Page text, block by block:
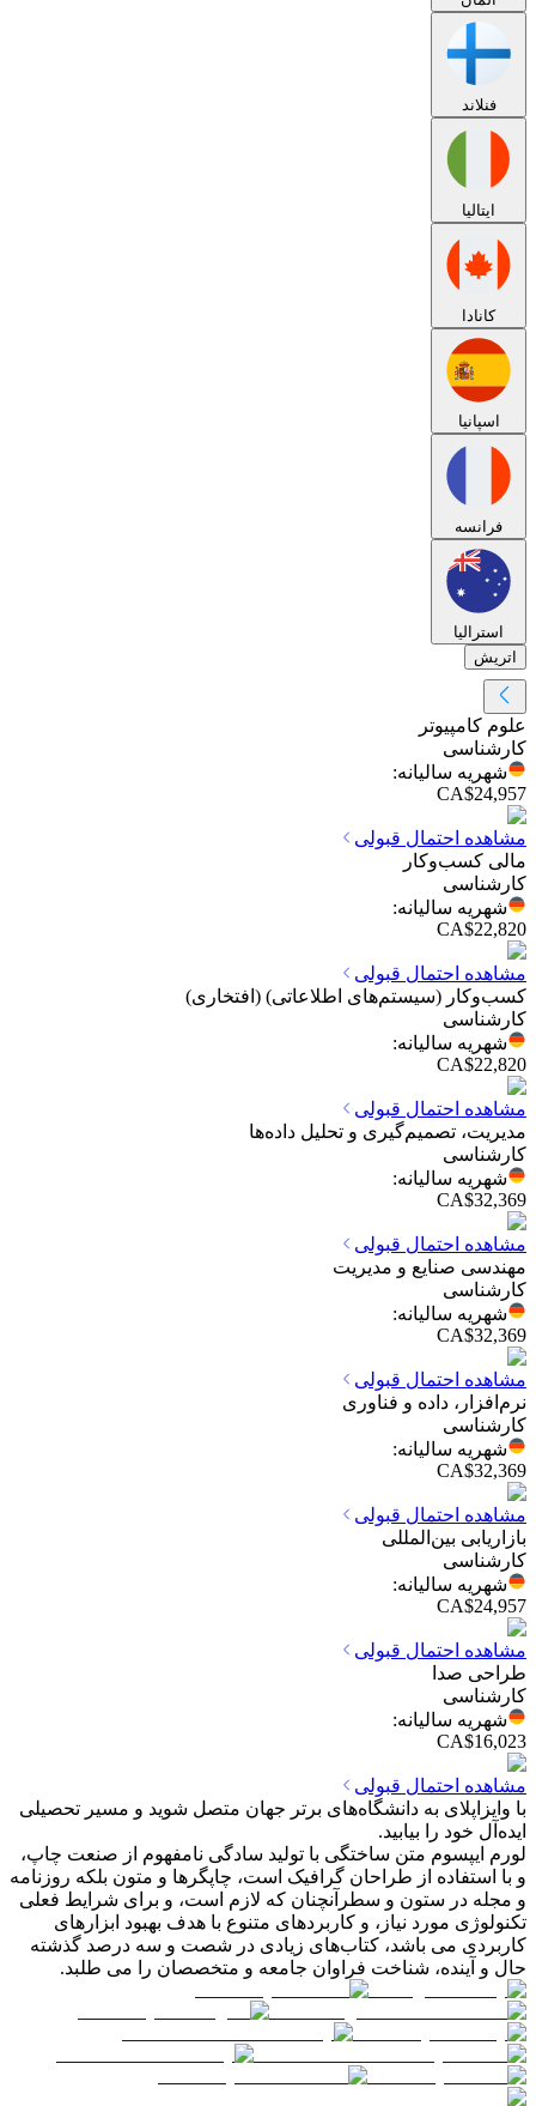
فنلاند
ایتالیا
کانادا
اسپانیا
فرانسه
استرالیا
اتریش
علوم کامپیوتر
کارشناسی
شهریه سالیانه:
CA$24,957
مشاهده احتمال قبولی
مالی کسب‌وکار
کارشناسی
شهریه سالیانه:
CA$22,820
مشاهده احتمال قبولی
کسب‌وکار (سیستم‌های اطلاعاتی) (افتخاری)
کارشناسی
شهریه سالیانه:
CA$22,820
مشاهده احتمال قبولی
مدیریت، تصمیم‌گیری و تحلیل داده‌ها
کارشناسی
شهریه سالیانه:
CA$32,369
مشاهده احتمال قبولی
مهندسی صنایع و مدیریت
کارشناسی
شهریه سالیانه:
CA$32,369
مشاهده احتمال قبولی
نرم‌افزار، داده و فناوری
کارشناسی
شهریه سالیانه:
CA$32,369
مشاهده احتمال قبولی
بازاریابی بین‌المللی
کارشناسی
شهریه سالیانه:
CA$24,957
مشاهده احتمال قبولی
طراحی صدا
کارشناسی
شهریه سالیانه:
CA$16,023
مشاهده احتمال قبولی
با وایزاپلای به دانشگاه‌های برتر جهان متصل شوید و مسیر تحصیلی
ایده‌آل خود را بیابید.
لورم ایپسوم متن ساختگی با تولید سادگی نامفهوم از صنعت چاپ،
و با استفاده از طراحان گرافیک است، چاپگرها و متون بلکه روزنامه
و مجله در ستون و سطرآنچنان که لازم است، و برای شرایط فعلی
تکنولوژی مورد نیاز، و کاربردهای متنوع با هدف بهبود ابزارهای
کاربردی می باشد، کتاب‌های زیادی در شصت و سه درصد گذشته
حال و آینده، شناخت فراوان جامعه و متخصصان را می طلبد.